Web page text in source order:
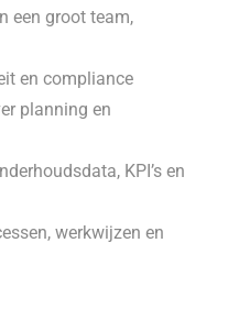
een groot team,
en compliance
planning en
KPI’s en
werkwijzen en